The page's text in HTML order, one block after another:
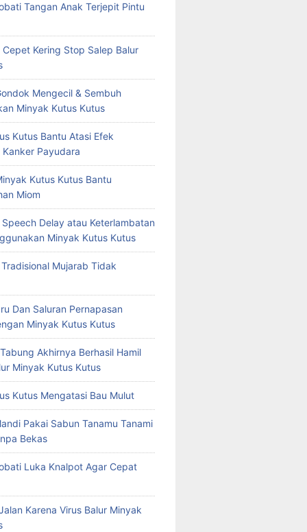
Tangan Anak Terjepit Pintu
Kering Stop Salep Balur
Mengecil & Sembuh
Minyak Kutus Kutus
Kutus Bantu Atasi Efek
Payudara
Kutus Kutus Bantu
Miom
Delay atau Keterlambatan
Minyak Kutus Kutus
Mujarab Tidak
Dan Saluran Pernapasan
Minyak Kutus Kutus
Akhirnya Berhasil Hamil
Minyak Kutus Kutus
Kutus Mengatasi Bau Mulut
Pakai Sabun Tanamu Tanami
Bekas
Luka Knalpot Agar Cepat
Karena Virus Balur Minyak